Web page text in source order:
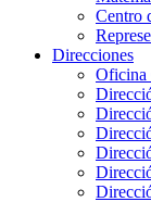
Centro
Direcciones
Oficina